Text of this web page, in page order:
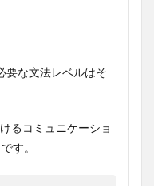
要な文法レベルはそ
るコミュニケーショ
す。